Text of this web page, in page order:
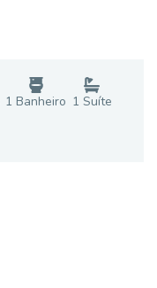
1 Banheiro 1 Suíte